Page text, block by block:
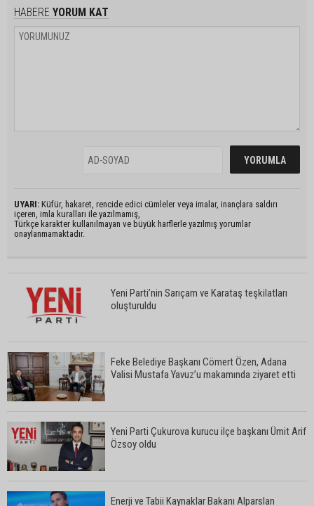
HABERE YORUM KAT
UYARI: Küfür, hakaret, rencide edici cümleler veya imalar, inançlara saldırı
içeren, imla kuralları ile yazılmamış,
Türkçe karakter kullanılmayan ve büyük harflerle yazılmış yorumlar
onaylanmamaktadır.
Yeni Parti’nin Sarıçam ve Karataş teşkilatları
oluşturuldu
Feke Belediye Başkanı Cömert Özen, Adana
Valisi Mustafa Yavuz’u makamında ziyaret etti
Yeni Parti Çukurova kurucu ilçe başkanı Ümit Arif
Özsoy oldu
Enerji ve Tabii Kaynaklar Bakanı Alparslan